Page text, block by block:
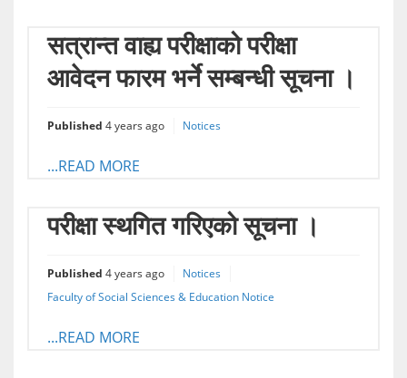
सत्रान्त वाह्य परीक्षाको परीक्षा
आवेदन फारम भर्ने सम्बन्धी सूचना ।
Published 4 years ago Notices
...READ MORE
परीक्षा स्थगित गरिएको सूचना ।
Published 4 years ago
Notices
Faculty of Social Sciences & Education Notice
...READ MORE